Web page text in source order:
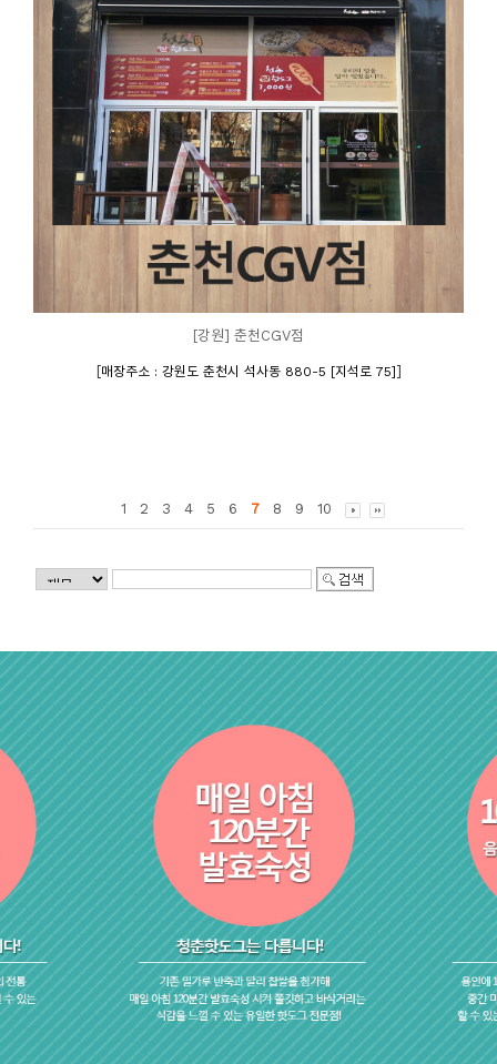
[강원] 춘천CGV점
[매장주소 : 강원도 춘천시 석사동 880-5 [지석로 75] ]
1 2 3 4 5 6 7 8 9 10